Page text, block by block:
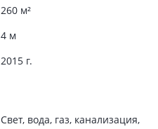
260 м²
4 м
2015 г.
Свет, вода, газ, канализация,